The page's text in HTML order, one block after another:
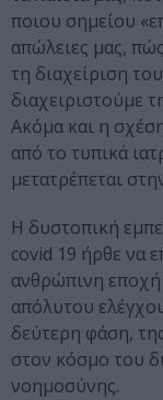
ποιου σημείου
απώλειες μας,
τη διαχείριση
διαχειριστούμε
Ακόμα και η
από το τυπικά
μετατρέπεται
Η δυστοπική
covid 19 ήρθε να
ανθρώπινη
απόλυτου
δεύτερη φάση,
στον κόσμο του
νοημοσύνης.